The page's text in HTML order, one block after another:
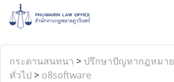
กระดานสนทนา > ปรึกษาปัญหากฎหมาย
ทั่วไป > o8software